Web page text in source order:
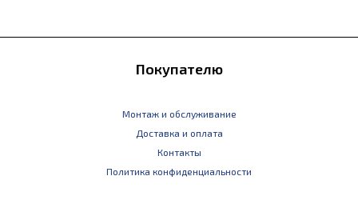
Покупателю
Монтаж и обслуживание
Доставка и оплата
Контакты
Политика конфиденциальности